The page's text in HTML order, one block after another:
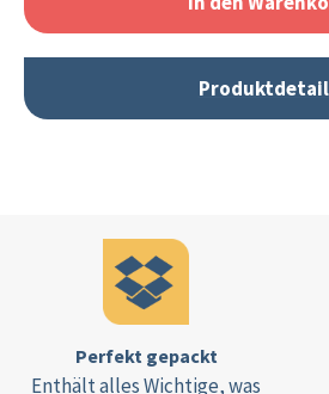
Perfekt gepackt
Enthält alles Wichtige, was